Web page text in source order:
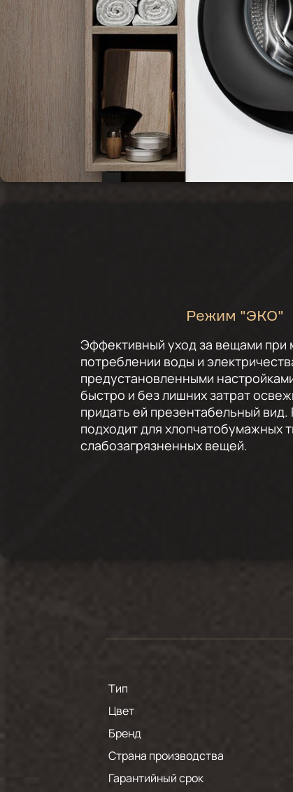
Режим "ЭКО"
Эффективный уход за вещами при
потреблении воды и
предустановленными
быстро и без лишних затрат
придать ей презентабельный
подходит для хлопчатобумажных
слабозагрязненных вещей.
Тип
Цвет
Бренд
Страна производства
Гарантийный срок